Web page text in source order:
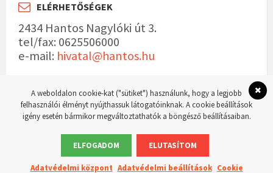
ELÉRHETŐSÉGEK
2434 Hantos Nagylóki út 3.
tel/fax: 0625506000
e-mail: hivatal@hantos.hu
© 2023 Hantos község hivatalos weboldala Készítette:WordPress Master weboldal
A weboldalon cookie-kat ("sütiket") használunk, hogy a legjobb
felhasználói élményt nyújthassuk látogatóinknak. A cookie beállítások
igény esetén bármikor megváltoztathatók a böngésző beállításaiban.
ELFOGADOM ELUTASÍTOM
Adatvédelmi központ Adatvédelmi beállítások Cookie